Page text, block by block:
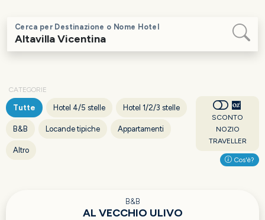
Cerca per Destinazione o Nome Hotel
CATEGORIE
Tutte Hotel 4/5 stelle Hotel 1/2/3 stelle
B&B Locande tipiche Appartamenti
Altro
SCONTO
NOZIO
TRAVELLER
Cos'è?
B&B
AL VECCHIO ULIVO